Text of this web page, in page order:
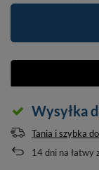
Wysyłka
Tania i szybka
14dni na łatwy